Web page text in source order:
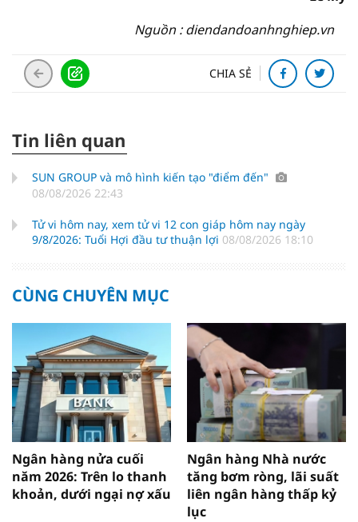
Nguồn : diendandoanhnghiep.vn
CHIA SẺ
Tin liên quan
SUN GROUP và mô hình kiến tạo "điểm đến"
08/08/2026 22:43
Tử vi hôm nay, xem tử vi 12 con giáp hôm nay ngày
9/8/2026: Tuổi Hợi đầu tư thuận lợi 08/08/2026 18:10
CÙNG CHUYÊN MỤC
Ngân hàng nửa cuối
năm 2026: Trên lo thanh
khoản, dưới ngại nợ xấu
Ngân hàng Nhà nước
tăng bơm ròng, lãi suất
liên ngân hàng thấp kỷ
lục